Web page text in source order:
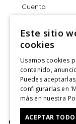
Contáctanos
Retiro en tienda
Tiendas
CyberMonday
CyberDay
Términos y
Cambios,
Políticas de
Política de
Cuenta
Sigue tu
Historial de
¿Dónde
Ver Boleta /
Oficina: Av. Las
Este sitio
cookies
Usamos cookies
contenido,
Puedes
configurarlas en
más en nuestra
ACEPTAR TODO